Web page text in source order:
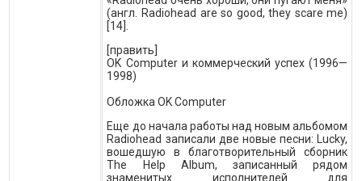
(англ. Radiohead are so good, they scare me)
[14].
[править]
OK Computer и коммерческий успех (1996—
1998)
Обложка OK Computer
Еще до начала работы над новым альбомом
Radiohead записали две новые песни: Lucky,
вошедшую в благотворительный сборник
The Help Album, записанный рядом
знаменитых исполнителей для